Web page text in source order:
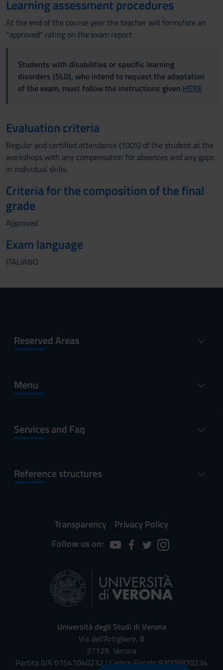
Learning assessment procedures
At the end of the course year the teacher will formulate an
"approved" rating on the exam report
Students with disabilities or specific learning
disorders (SLD), who intend to request the adaptation
of the exam, must follow the instructions given HERE
Evaluation criteria
Regular and certified attendance (100%) of the student at the
workshops with any compensation for absences and any gaps
in individual skills.
Criteria for the composition of the final
grade
Approved
Exam language
ITALIANO
Reserved Areas
Menu
Services and Faq
Reference structures
Transparency
Privacy Policy
Follow us on:
Università degli Studi di Verona
Via dell'Artigliere, 8
37129, Verona
Partita IVA 01541040232 | Codice Fiscale 93009870234